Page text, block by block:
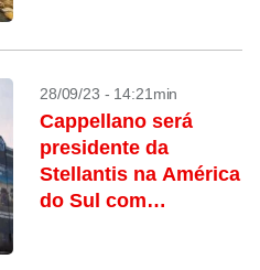
28/09/23 - 14:21min
Cappellano será
presidente da
Stellantis na América
do Sul com